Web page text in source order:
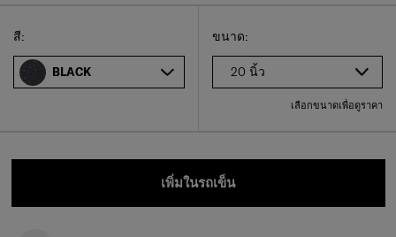
เลือกขนาดของคุณ
Select
ขนาด:
20 นิ้ว
เลือกขนาดเพื่อดูราคา
Select
สี:
BLACK
เพิ่มในรถเข็น